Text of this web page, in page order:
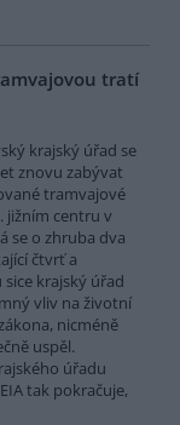
tratí
krajský úřad se
znovu zabývat
tramvajové
jižním centru v
se o zhruba dva
čtvrť a
krajský úřad
vliv na životní
nicméně
uspěl.
úřadu
tak pokračuje,